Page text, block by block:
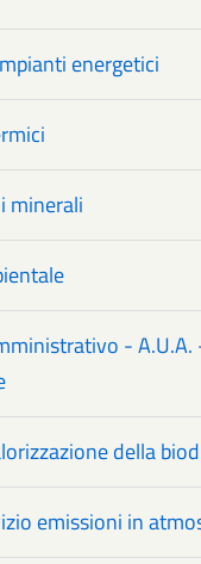
energetici
minerali
- A.U.A.
della
emissioni in